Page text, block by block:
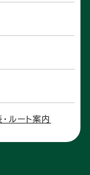
ルート案内